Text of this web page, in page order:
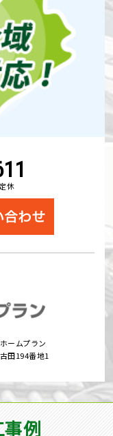
休
ームプラン
田194番地1
例